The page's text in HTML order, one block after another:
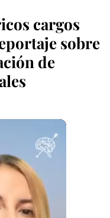
cargos
sobre
de